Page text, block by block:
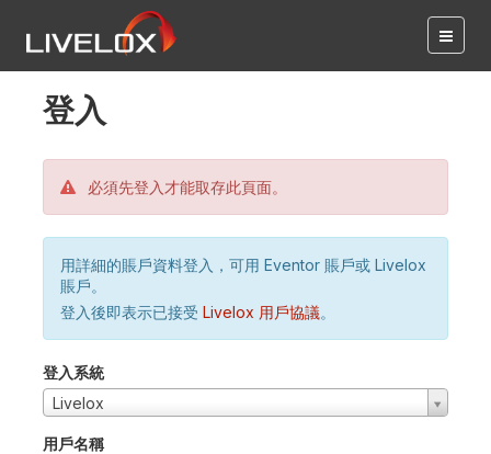
登入
必須先登入才能取存此頁面。
用詳細的賬戶資料登入，可用 Eventor 賬戶或 Livelox
賬戶。
登入後即表示已接受 Livelox 用戶協議。
登入系統
Livelox
用戶名稱